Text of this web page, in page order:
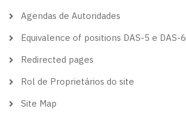
Agendas de Autoridades
Equivalence of positions DAS-5 e DAS-6
Redirected pages
Rol de Proprietários do site
Site Map